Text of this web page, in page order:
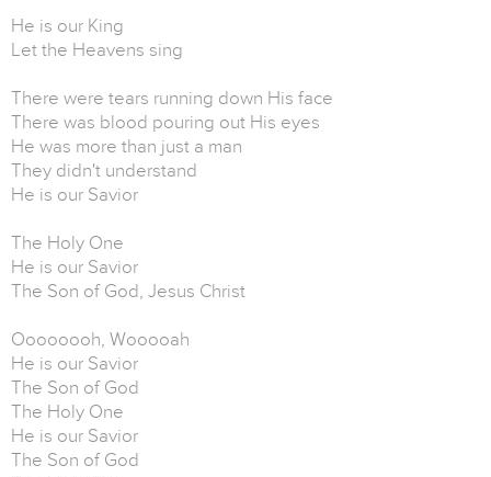
He is our King
Let the Heavens sing
There were tears running down His face
There was blood pouring out His eyes
He was more than just a man
They didn't understand
He is our Savior
The Holy One
He is our Savior
The Son of God, Jesus Christ
Oooooooh, Wooooah
He is our Savior
The Son of God
The Holy One
He is our Savior
The Son of God